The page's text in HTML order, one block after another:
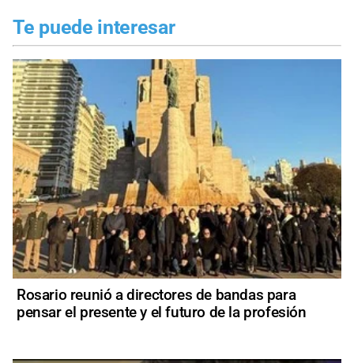
Te puede interesar
Rosario reunió a directores de bandas para
pensar el presente y el futuro de la profesión